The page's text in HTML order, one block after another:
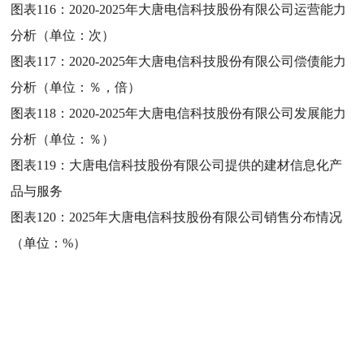
图表116： 2020-2025年大唐电信科技股份有限公司运营能力
分析（单位：次）
图表117： 2020-2025年大唐电信科技股份有限公司偿债能力
分析（单位：％，倍）
图表118： 2020-2025年大唐电信科技股份有限公司发展能力
分析（单位：％）
图表119： 大唐电信科技股份有限公司提供的建材信息化产
品与服务
图表120： 2025年大唐电信科技股份有限公司销售分布情况
（单位：%）